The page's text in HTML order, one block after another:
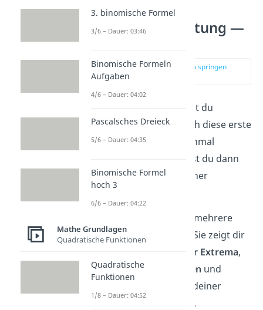
Die Zweite Ableitung —
zur Stelle im Video springen
In der Mathematik kannst du
Funktionen ableiten. Doch diese erste
Ableitung kannst du nochmal
ableiten. Dadurch erhältst du dann
diezweite Ableitung
deiner
Funktion.
Die zweite Ableitung hat mehrere
verschiedene Aufgaben. Sie zeigt dir
Art der Extrema,
dasKrümmungsverhalten und
deiner
ursprünglichen Funktion.
3. binomische Formel
3/6 – Dauer: 03:46
Binomische Formeln
Aufgaben
4/6 – Dauer: 04:02
Pascalsches Dreieck
5/6 – Dauer: 04:35
Binomische Formel
hoch 3
6/6 – Dauer: 04:22
Mathe Grundlagen
Quadratische Funktionen
Quadratische
Funktionen
1/8 – Dauer: 04:52